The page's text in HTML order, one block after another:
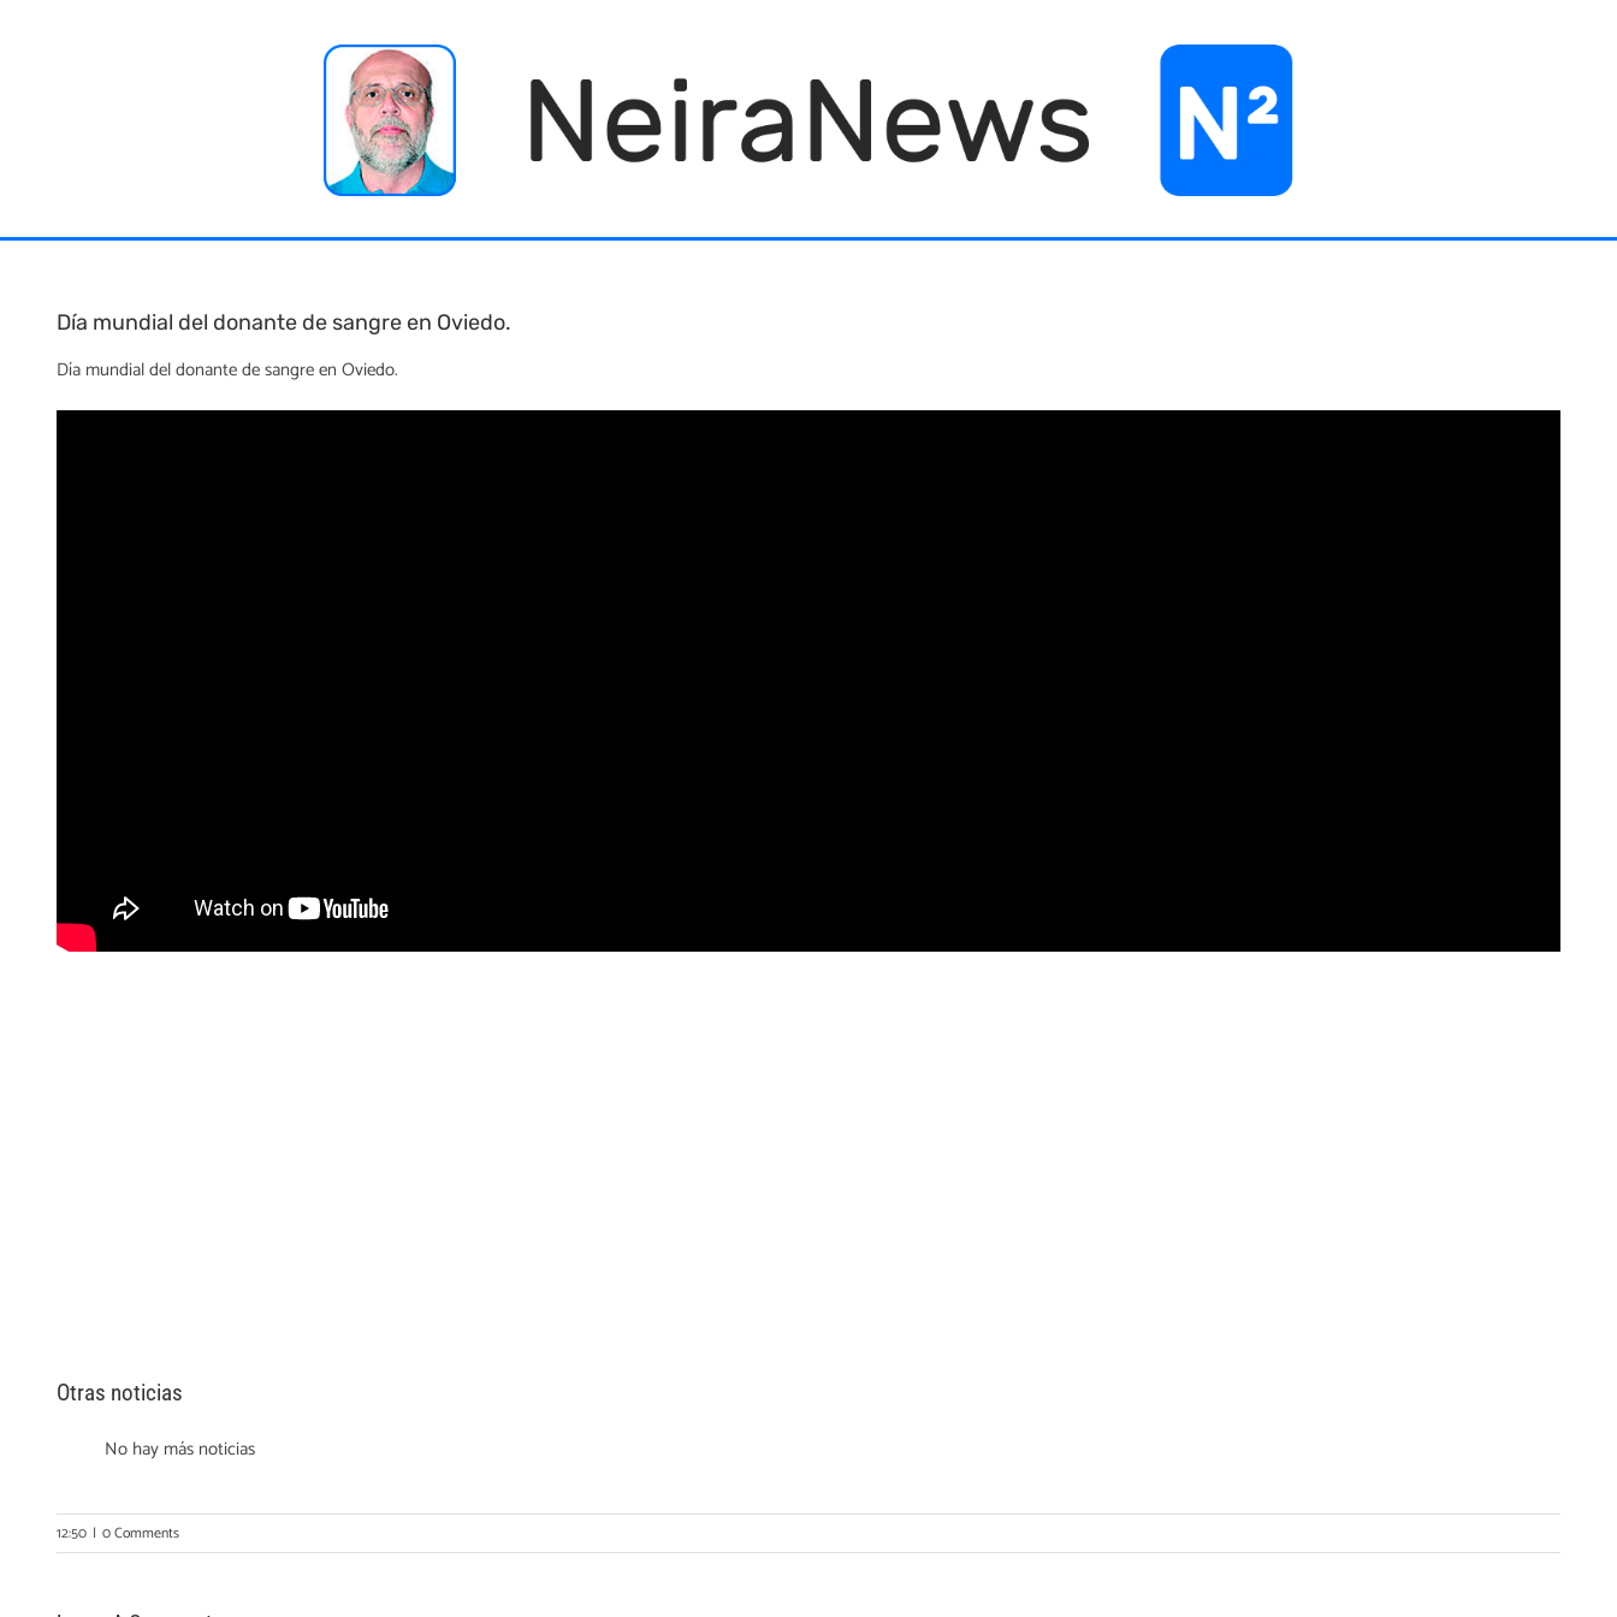
Día mundial del donante de sangre en Oviedo.
Día mundial del donante de sangre en Oviedo.
Otras noticias
No hay más noticias
12:50 | 0 Comments